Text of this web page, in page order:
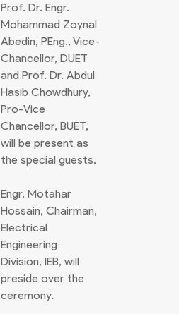
Prof. Dr. Engr.
Mohammad Zoynal
Abedin, PEng., Vice-
Chancellor, DUET
and Prof. Dr. Abdul
Hasib Chowdhury,
Pro-Vice
Chancellor, BUET,
will be present as
the special guests.
Engr. Motahar
Hossain, Chairman,
Electrical
Engineering
Division, IEB, will
preside over the
ceremony.